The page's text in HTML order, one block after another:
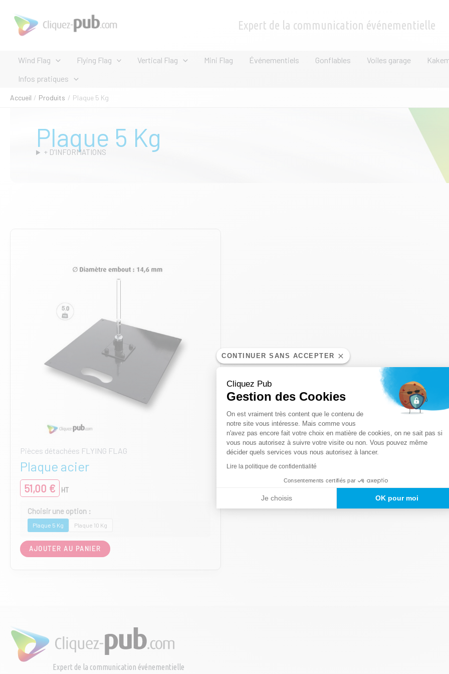
CONTINUER SANS ACCEPTER
Cliquez Pub
Gestion des Cookies
Plateforme de Gestion du
On est vraiment très content que le contenu de
notre site vous intéresse. Mais comme vous
n'avez pas encore fait votre choix en matière de cookies, on ne sait pas si
vous nous autorisez à suivre votre visite ou non. Vous pouvez même
décider quels services vous nous autorisez à lancer.
Lire la politique de confidentialité
Consentements certifiés par
Je choisis OK pour moi
Axeptio consent
contenu
Expert de la communication événementielle
Wind Flag
Flying Flag Vertical Flag Mini Flag Événementiels Gonflables Voiles garage
Infos pratiques
Accueil Produits Plaque 5 Kg
Plaque 5 Kg
+ D'INFORMATIONS
Pièces détachées FLYING FLAG
Plaque acier
51,00 € HT
Plaque 5 Kg Plaque 10 Kg
AJOUTER AU PANIER
produit
choisies
sur
la
page
du
Expert de la communication événementielle